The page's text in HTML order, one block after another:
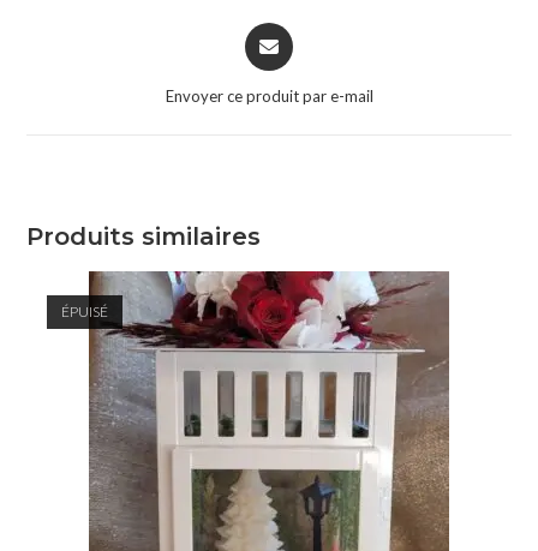
Envoyer ce produit par e-mail
Produits similaires
ÉPUISÉ